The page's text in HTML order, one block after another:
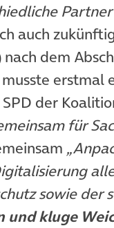
auch
dem
erstmal
der
für
sowie der
und kluge